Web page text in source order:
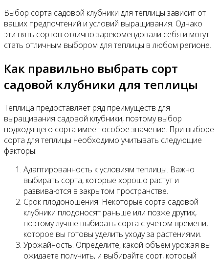
Выбор сорта садовой клубники для теплицы зависит от
ваших предпочтений и условий выращивания. Однако
эти пять сортов отлично зарекомендовали себя и могут
стать отличным выбором для теплицы в любом регионе.
Как правильно выбрать сорт
садовой клубники для теплицы
Теплица предоставляет ряд преимуществ для
выращивания садовой клубники, поэтому выбор
подходящего сорта имеет особое значение. При выборе
сорта для теплицы необходимо учитывать следующие
факторы:
Адаптированность к условиям теплицы. Важно
выбирать сорта, которые хорошо растут и
развиваются в закрытом пространстве.
Срок плодоношения. Некоторые сорта садовой
клубники плодоносят раньше или позже других,
поэтому лучше выбирать сорта с учетом времени,
которое вы готовы уделить уходу за растениями.
Урожайность. Определите, какой объем урожая вы
ожидаете получить, и выбирайте сорт, который